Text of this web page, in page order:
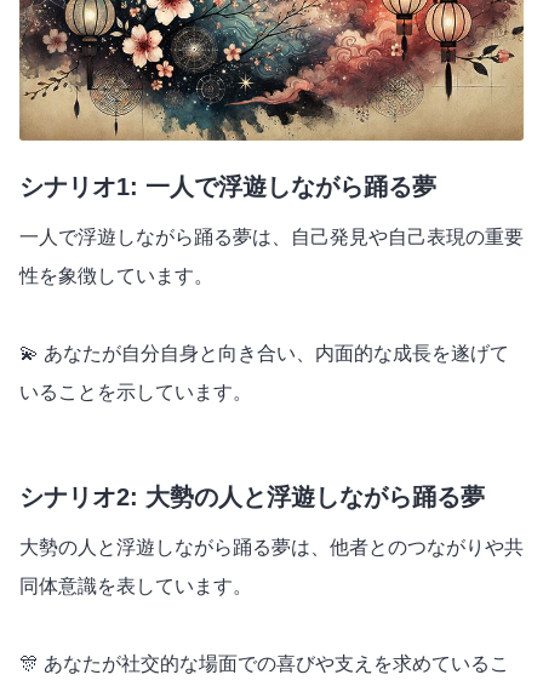
シナリオ1: 一人で浮遊しながら踊る夢
一人で浮遊しながら踊る夢は、自己発見や自己表現の重要
性を象徴しています。
💫 あなたが自分自身と向き合い、内面的な成長を遂げて
いることを示しています。
シナリオ2: 大勢の人と浮遊しながら踊る夢
大勢の人と浮遊しながら踊る夢は、他者とのつながりや共
同体意識を表しています。
🎊 あなたが社交的な場面での喜びや支えを求めているこ